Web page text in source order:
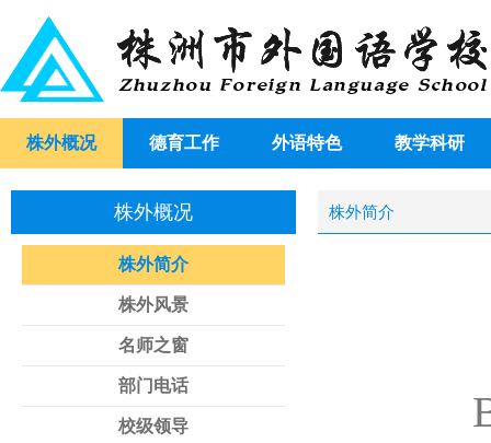
株外概况 德育工作 外语特色 教学科研
株外概况
株外简介
株外风景
名师之窗
部门电话
校级领导
株外简介